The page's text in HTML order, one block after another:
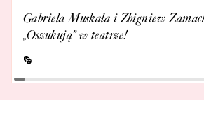
Gabriela Muskała i Zbigniew
„Oszukują” w teatrze!